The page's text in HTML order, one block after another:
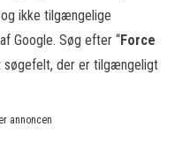
ikke tilgængelige
Google. Søg efter “Force
søgefelt, der er tilgængeligt
annoncen